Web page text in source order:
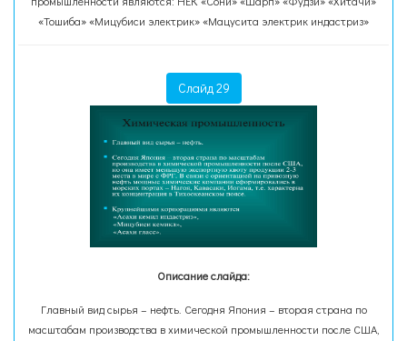
«Тошиба» «Мицубиси электрик» «Мацусита электрик индастриз»
Слайд 29
Описание слайда:
Главный вид сырья – нефть. Сегодня Япония – вторая страна по
масштабам производства в химической промышленности после США,